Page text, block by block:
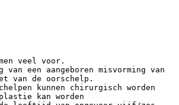
veel voor.
een aangeboren misvorming van
van de oorschelp.
kunnen chirurgisch worden
kan worden